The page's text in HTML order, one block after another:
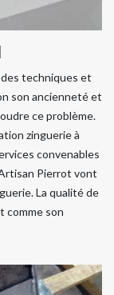
techniques et
son ancienneté et
ce problème.
zinguerie à
convenables
Pierrot vont
La qualité de
comme son